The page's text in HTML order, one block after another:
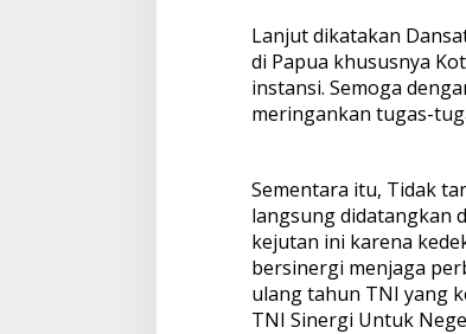
Lanjut dikatakan
di Papua khususnya
instansi. Semoga
meringankan tugas-
Sementara itu, Tidak
langsung didatangkan
kejutan ini karena
bersinergi menjaga
ulang tahun TNI yang
TNI Sinergi Untuk